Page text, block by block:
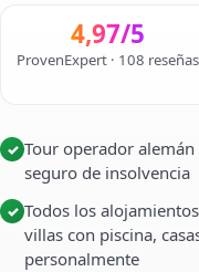
4,97/5
ProvenExpert · 108 reseñas
✓ Tour operador
seguro de insolvencia
✓ Todos los
villas con piscina,
personalmente